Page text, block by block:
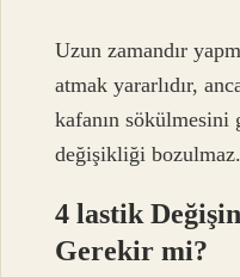
Uzun zamandır
atmak yararlıdır,
kafanın
değişikliği bozulmaz.
4 lastik
Gerekir mi?